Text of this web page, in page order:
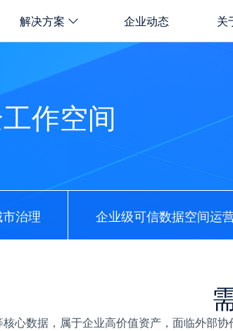
解决方案 企业动态 关
作空间
治理 企业级可信数据空间运
心数据，属于企业高价值资产，面临外部